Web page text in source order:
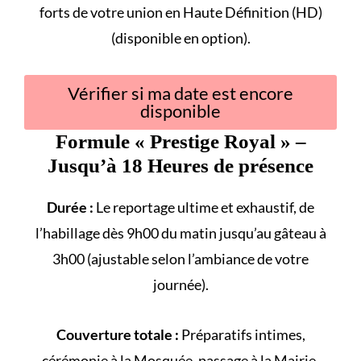
fortsde votre union en Haute Définition (HD)
(disponible en option).
Vérifier si ma date est encore
disponible
Formule « Prestige Royal » –
Jusqu’à 18 Heures de présence
Durée : Le reportage ultime et exhaustif, de
l’habillage dès 9h00 du matin jusqu’au gâteau à
3h00 (ajustable selon l’ambiance de votre
journée).
Couverture totale : Préparatifs intimes,